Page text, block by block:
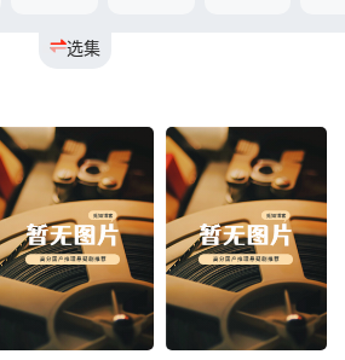
选集